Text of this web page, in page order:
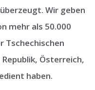
Wir geben
mehr als 50.000
Tschechischen
Österreich,
haben.